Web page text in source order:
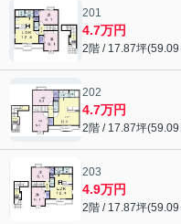
201
4.7万円
2階 / 17.87坪
202
4.7万円
2階 / 17.87坪
203
4.9万円
2階 / 17.87坪